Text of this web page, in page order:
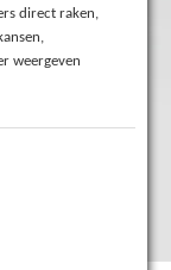
direct raken,
weergeven